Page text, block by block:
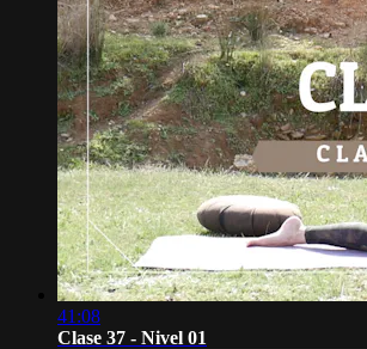
41:08
Clase 37 - Nivel 01